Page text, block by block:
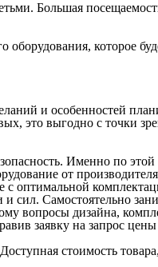
Большая
которое
и особенностей
это выгодно с точки
Именно по
от
с оптимальной
Самостоятельно
вопросы дизайна,
заявку на запрос
стоимость товара,